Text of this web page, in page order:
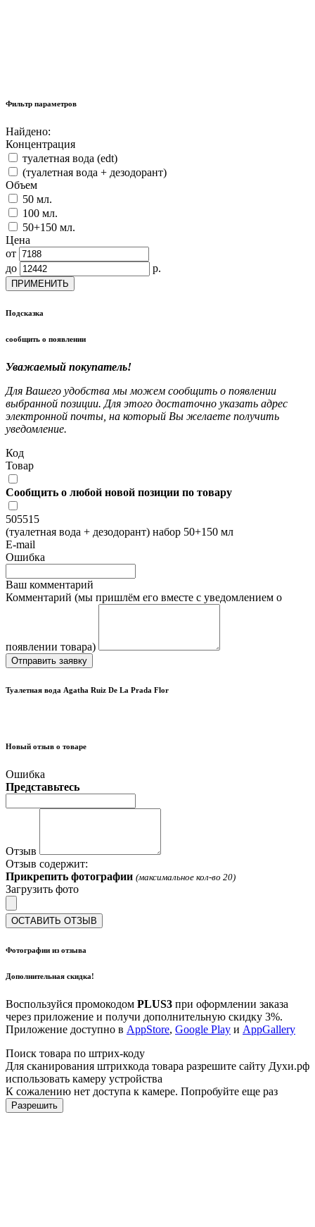
Фильтр параметров
Найдено:
Концентрация
туалетная вода (edt)
(туалетная вода + дезодорант)
Объем
50 мл.
100 мл.
50+150 мл.
Цена
от
до
р.
ПРИМЕНИТЬ
Подсказка
сообщить о появлении
Уважаемый покупатель!
Для Вашего удобства мы можем сообщить о появлении
выбранной позиции. Для этого достаточно указать адрес
электронной почты, на который Вы желаете получить
уведомление.
Код
Товар
Сообщить о любой новой позиции по товару
505515
(туалетная вода + дезодорант) набор 50+150 мл
E-mail
Ошибка
Ваш комментарий
Комментарий (мы пришлём его вместе с уведомлением о
появлении товара)
Отправить заявку
Туалетная вода Agatha Ruiz De La Prada Flor
Новый отзыв о товаре
Ошибка
Представьтесь
Отзыв
Отзыв содержит:
Прикрепить фотографии (максимальное кол-во 20)
Загрузить фото
ОСТАВИТЬ ОТЗЫВ
Фотографии из отзыва
Дополнительная скидка!
Воспользуйся промокодом PLUS3 при оформлении заказа
через приложение и получи дополнительную скидку 3%.
Приложение доступно в AppStore, Google Play и AppGallery
Поиск товара по штрих-коду
Для сканирования штрихкода товара разрешите сайту Духи.рф
использовать камеру устройства
К сожалению нет доступа к камере. Попробуйте еще раз
Разрешить